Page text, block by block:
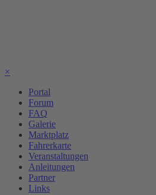
×
Portal
Forum
FAQ
Galerie
Marktplatz
Fahrerkarte
Veranstaltungen
Anleitungen
Partner
Links